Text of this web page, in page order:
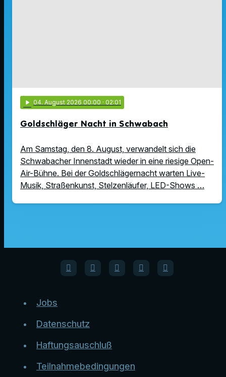
play_arrow 04. August 2026 00:00 · 02:01
Goldschläger Nacht in Schwabach
Am Samstag, den 8. August, verwandelt sich die
Schwabacher Innenstadt wieder in eine riesige Open-
Air-Bühne. Bei der Goldschlägernacht warten Live-
Musik, Straßenkunst, Stelzenläufer, LED-Shows …
Jobs
Datenschutz
Haftungsauschluß
Teilnahmebedingungen